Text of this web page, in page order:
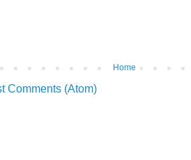
Home
Comments (Atom)